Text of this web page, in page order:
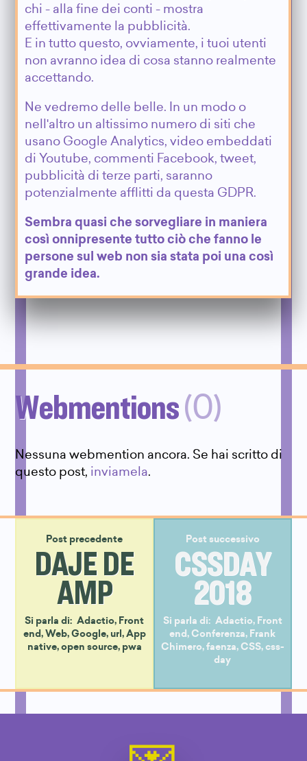
chi - alla fine dei conti - mostra
effettivamente la pubblicità.
E in tutto questo, ovviamente, i tuoi utenti
non avranno idea di cosa stanno realmente
accettando.
Ne vedremo delle belle. In un modo o
nell'altro un altissimo numero di siti che
usano Google Analytics, video embeddati
di Youtube, commenti Facebook, tweet,
pubblicità di terze parti, saranno
potenzialmente afflitti da questa GDPR.
Sembra quasi che sorvegliare in maniera
così onnipresente tutto ciò che fanno le
persone sul web non sia stata poi una così
grande idea.
Webmentions(0)
Nessuna webmention ancora. Se hai scritto di
questo post, inviamela.
Post precedente
DAJE DE
AMP
Si parla di:Adactio, Front
end, Web, Google, url , App
native, open source, pwa
Post successivo
CSSDAY
2018
Si parla di: Adactio, Front
end,Conferenza, Frank
Chimero, faenza, CSS, css-
day